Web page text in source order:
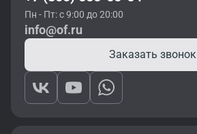
Пн - Пт: с 9:00 до 20:00
info@of.ru
Заказать звонок